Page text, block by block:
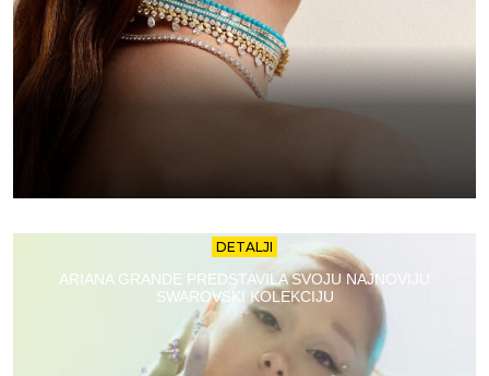
DETALJI
ARIANA GRANDE PREDSTAVILA SVOJU NAJNOVIJU
SWAROVSKI KOLEKCIJU